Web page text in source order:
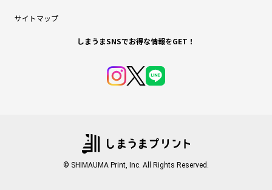
サイトマップ
しまうまSNSでお得な情報をGET！
© SHIMAUMA Print, Inc. All Rights Reserved.